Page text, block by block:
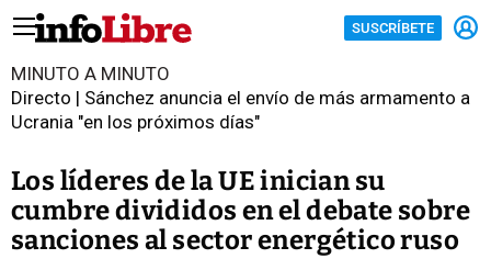
SUSCRÍBETE
MINUTO A MINUTO
Directo | Sánchez anuncia el envío de más armamento a
Ucrania "en los próximos días"
Los líderes de la UE inician su
cumbre divididos en el debate sobre
sanciones al sector energético ruso